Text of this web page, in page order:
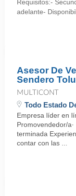
Requisitos:-
adelante-
Asesor De
Sendero
MULTICONT
Todo Estado
Empresa líder en
Promovendedor/
terminada
contar con las ...